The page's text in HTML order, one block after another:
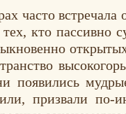
часто
тех, кто пассивно
появились
призвали по-